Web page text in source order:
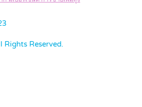
Reserved.